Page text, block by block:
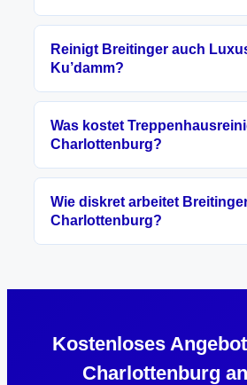
Reinigt Breitinger auch
Ku’damm?
Was kostet
Charlottenburg?
Wie diskret arbeitet
Charlottenburg?
Kostenloses
Charlottenburg